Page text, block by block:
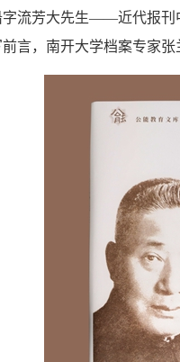
芳大先生——近代报刊中
言，南开大学档案专家张